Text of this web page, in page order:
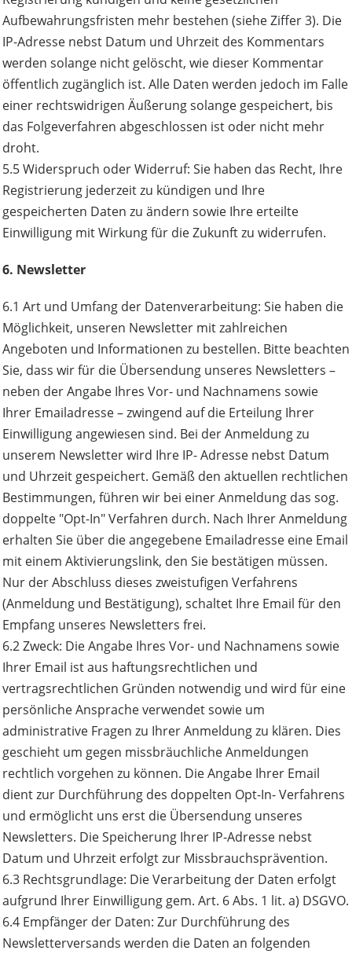
Aufbewahrungsfristen mehr bestehen (siehe Ziffer 3). Die
IP-Adresse nebst Datum und Uhrzeit des Kommentars
werden solange nicht gelöscht, wie dieser Kommentar
öffentlich zugänglich ist. Alle Daten werden jedoch im Falle
einer rechtswidrigen Äußerung solange gespeichert, bis
das Folgeverfahren abgeschlossen ist oder nicht mehr
droht.
5.5 Widerspruch oder Widerruf: Sie haben das Recht, Ihre
Registrierung jederzeit zu kündigen und Ihre
gespeicherten Daten zu ändern sowie Ihre erteilte
Einwilligung mit Wirkung für die Zukunft zu widerrufen.
6. Newsletter
6.1 Art und Umfang der Datenverarbeitung: Sie haben die
Möglichkeit, unseren Newsletter mit zahlreichen
Angeboten und Informationen zu bestellen. Bitte beachten
Sie, dass wir für die Übersendung unseres Newsletters –
neben der Angabe Ihres Vor- und Nachnamens sowie
Ihrer Emailadresse – zwingend auf die Erteilung Ihrer
Einwilligung angewiesen sind. Bei der Anmeldung zu
unserem Newsletter wird Ihre IP- Adresse nebst Datum
und Uhrzeit gespeichert. Gemäß den aktuellen rechtlichen
Bestimmungen, führen wir bei einer Anmeldung das sog.
doppelte "Opt-In" Verfahren durch. Nach Ihrer Anmeldung
erhalten Sie über die angegebene Emailadresse eine Email
mit einem Aktivierungslink, den Sie bestätigen müssen.
Nur der Abschluss dieses zweistufigen Verfahrens
(Anmeldung und Bestätigung), schaltet Ihre Email für den
Empfang unseres Newsletters frei.
6.2 Zweck: Die Angabe Ihres Vor- und Nachnamens sowie
Ihrer Email ist aus haftungsrechtlichen und
vertragsrechtlichen Gründen notwendig und wird für eine
persönliche Ansprache verwendet sowie um
administrative Fragen zu Ihrer Anmeldung zu klären. Dies
geschieht um gegen missbräuchliche Anmeldungen
rechtlich vorgehen zu können. Die Angabe Ihrer Email
dient zur Durchführung des doppelten Opt-In- Verfahrens
und ermöglicht uns erst die Übersendung unseres
Newsletters. Die Speicherung Ihrer IP-Adresse nebst
Datum und Uhrzeit erfolgt zur Missbrauchsprävention.
6.3 Rechtsgrundlage: Die Verarbeitung der Daten erfolgt
aufgrund Ihrer Einwilligung gem. Art. 6 Abs. 1 lit. a) DSGVO.
6.4 Empfänger der Daten: Zur Durchführung des
Newsletterversands werden die Daten an folgenden